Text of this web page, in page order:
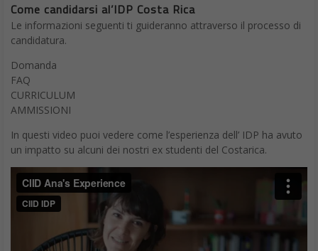
Come candidarsi al’IDP Costa Rica
Le informazioni seguenti ti guideranno attraverso il processo di
candidatura.
Domanda
FAQ
CURRICULUM
AMMISSIONI
In questi video puoi vedere come l’esperienza dell’ IDP ha avuto
un impatto su alcuni dei nostri ex studenti del Costarica.